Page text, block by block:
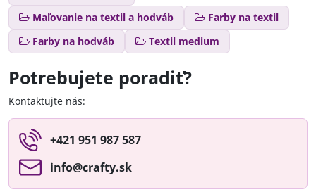
Maľovanie na textil a hodváb
Farby na textil
Farby na hodváb
Textil medium
Potrebujete poradiť?
Kontaktujte nás:
+421 951 987 587
info​@crafty​.sk